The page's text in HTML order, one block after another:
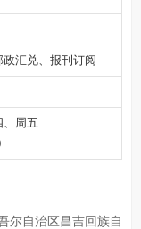
汇兑、报刊订阅
、周五
尔自治区昌吉回族自